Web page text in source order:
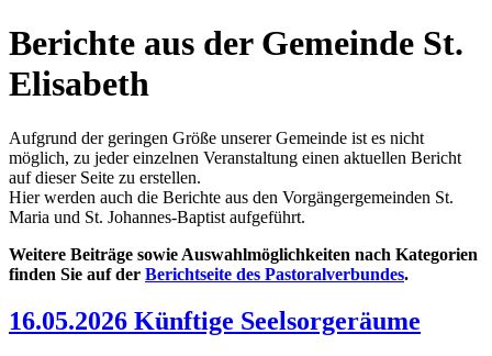
Berichte aus der Gemeinde St.
Elisabeth
Aufgrund der geringen Größe unserer Gemeinde ist es nicht
möglich, zu jeder einzelnen Veranstaltung einen aktuellen Bericht
auf dieser Seite zu erstellen.
Hier werden auch die Berichte aus den Vorgängergemeinden St.
Maria und St. Johannes-Baptist aufgeführt.
Weitere Beiträge sowie Auswahlmöglichkeiten nach Kategorien
finden Sie auf der Berichtseite des Pastoralverbundes.
16.05.2026 Künftige Seelsorgeräume